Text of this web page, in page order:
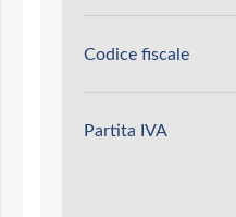
Codice fiscale
Partita IVA